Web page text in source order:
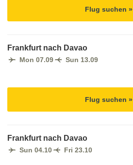
Flug suchen »
Frankfurt nach Davao
Mon 07.09 Sun 13.09
Flug suchen »
Frankfurt nach Davao
Sun 04.10 Fri 23.10